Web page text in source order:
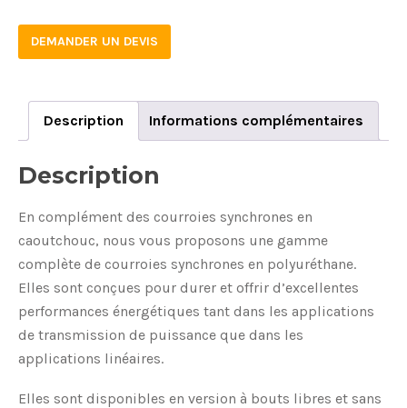
32
quantity
DEMANDER UN DEVIS
Description Informations complémentaires
Description
En complément des courroies synchrones en
caoutchouc, nous vous proposons une gamme
complète de courroies synchrones en polyuréthane.
Elles sont conçues pour durer et offrir d’excellentes
performances énergétiques tant dans les applications
de transmission de puissance que dans les
applications linéaires.
Elles sont disponibles en version à bouts libres et sans